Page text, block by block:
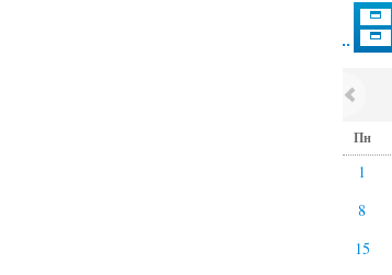
Пн
1
8
15